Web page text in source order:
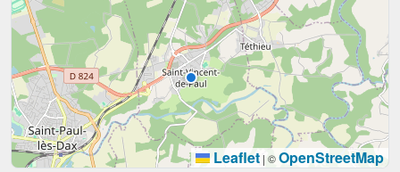
Leaflet | ©OpenStreetMap